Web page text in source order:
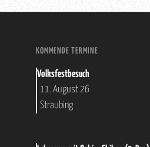
KOMMENDE TERMINE
Volksfestbesuch
11. August 26
Straubing